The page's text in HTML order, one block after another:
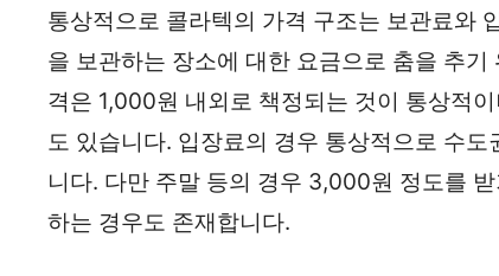
통상적으로 콜라텍의 가격 구조는 보관료와
을 보관하는 장소에 대한 요금으로 춤을 추
격은 1,000원 내외로 책정되는 것이 통상적
도 있습니다. 입장료의 경우 통상적으로 수
니다. 다만 주말 등의 경우 3,000원 정도를
하는 경우도 존재합니다.